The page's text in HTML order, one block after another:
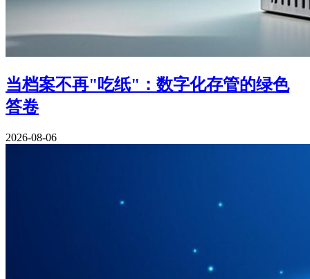
当档案不再"吃纸"：数字化存管的绿色
答卷
2026-08-06